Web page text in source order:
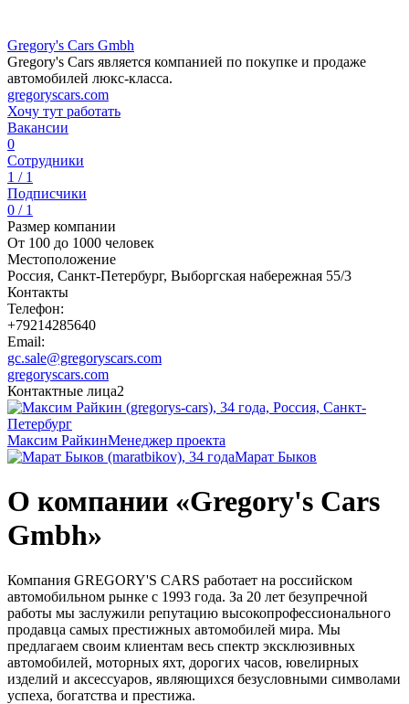
Gregory's Cars Gmbh
Gregory's Cars является компанией по покупке и продаже
автомобилей люкс-класса.
gregoryscars.com
Хочу тут работать
Вакансии
0
Сотрудники
1 / 1
Подписчики
0 / 1
Размер компании
От 100 до 1000 человек
Местоположение
Россия, Санкт-Петербург, Выборгская набережная 55/3
Контакты
Телефон:
+79214285640
Email:
gc.sale@gregoryscars.com
gregoryscars.com
Контактные лица2
Максим РайкинМенеджер проекта
Марат Быков
О компании «Gregory's Cars
Gmbh»
Компания GREGORY'S CARS работает на российском
автомобильном рынке с 1993 года. За 20 лет безупречной
работы мы заслужили репутацию высокопрофессионального
продавца самых престижных автомобилей мира. Мы
предлагаем своим клиентам весь спектр эксклюзивных
автомобилей, моторных яхт, дорогих часов, ювелирных
изделий и аксессуаров, являющихся безусловными символами
успеха, богатства и престижа.